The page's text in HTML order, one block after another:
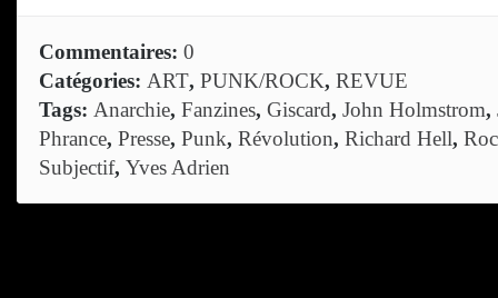
Commentaires: 0
Catégories: ART, PUNK/ROCK, REVUE
Tags: Anarchie, Fanzines, Giscard, John Holmstrom,
Phrance, Presse, Punk, Révolution, Richard Hell,
Subjectif, Yves Adrien